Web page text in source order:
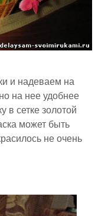
и надеваем на
на нее удобнее
в сетке золотой
может быть
не очень